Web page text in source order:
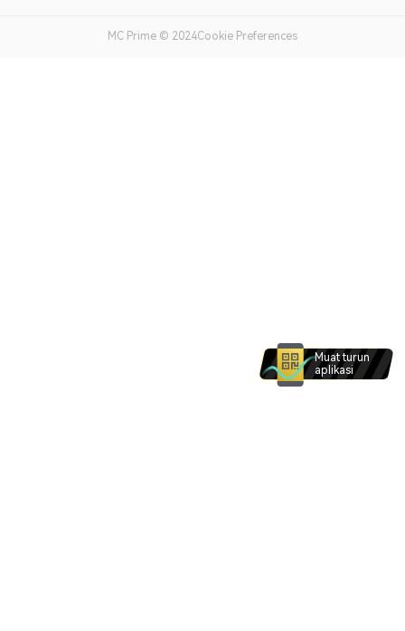
MC Prime © 2024Cookie Preferences
Muat turun
aplikasi